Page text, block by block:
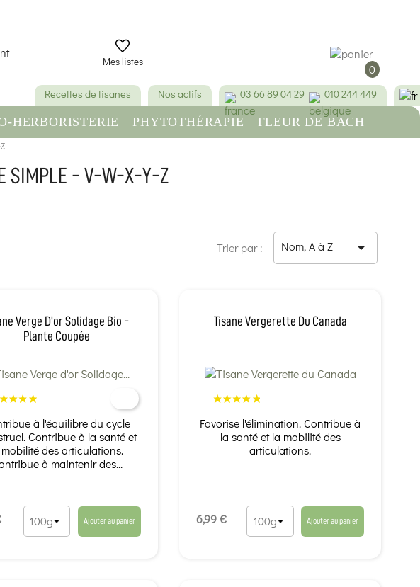
Mes listes 0
Recettes de tisanes Nos actifs 03 66 89 04 29 010 244 449
HERBORISTERIE PHYTOTHÉRAPIE
FLEUR DE BACH
& BIEN-ÊTRE
SIMPLE - V-W-X-Y-Z
Trier par : Nom, A à Z 
Verge D'or Solidage Bio -
Plante Coupée
à l'équilibre du cycle
Contribue à la santé et
des articulations.
à maintenir des...
Ajouter au panier
Tisane Vergerette Du Canada
Favorise l'élimination. Contribue à
la santé et la mobilité des
articulations.
6,99 € Ajouter au panier